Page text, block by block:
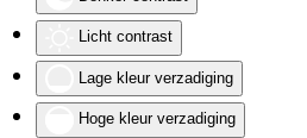
Licht contrast
Lage kleur verzadiging
Hoge kleur verzadiging